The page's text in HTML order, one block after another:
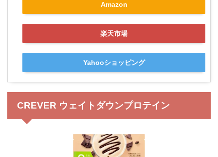
Amazon
楽天市場
Yahooショッピング
CREVER ウェイトダウンプロテイン